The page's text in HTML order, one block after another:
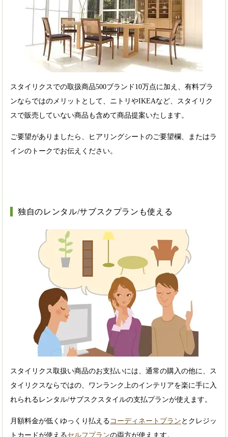
スタイリクスでの取扱商品500ブランド10万点に加え、有料プラ
ンならではのメリットとして、ニトリやIKEAなど、スタイリク
スで販売していない商品も含めて商品提案いたします。
ご要望がありましたら、ヒアリングシートのご要望欄、またはラ
インのトークでお伝えください。
独自のレンタル/サブスクプランも使える
スタイリクス取扱い商品のお支払いには、通常の購入の他に、ス
タイリクスならではの、ワンランク上のインテリアを楽に手に入
れられるレンタル/サブスクスタイルの支払プランが使えます。
月額料金が低くゆっくり払える コーディネートプラン とクレジッ
トカードが使えるセルフプランの両方が使えます。